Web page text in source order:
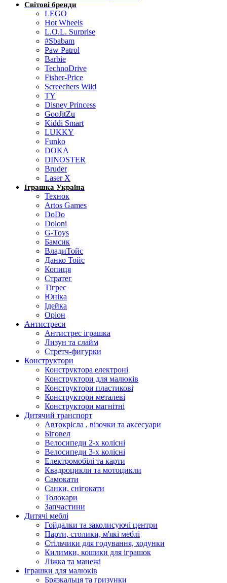
Світові бренди
LEGO
Hot Wheels
L.O.L. Surprise
#Sbabam
Paw Patrol
Barbie
TechnoDrive
Fisher-Price
Screechers Wild
TY
Disney Princess
GooJitZu
Kiddi Smart
LUKKY
Funko
DOKA
DINOSTER
Bruder
Laser X
Іграшка Україна
Технок
Artos Games
DoDo
Doloni
G-Toys
Бамсик
ВладиТойс
Данко Тойс
Копиця
Стратег
Тігрес
Юніка
Ідейка
Оріон
Антистреси
Антистрес іграшка
Лизун та слайм
Стретч-фигурки
Конструктори
Конструктора електроні
Конструктори для малюків
Конструктори пластикові
Конструктори металеві
Конструктори магнітні
Дитячий транспорт
Автокрісла , візочки та аксесуари
Біговел
Велосипеди 2-х колісні
Велосипеди 3-х колісні
Електромобілі та карти
Квадроцикли та мотоцикли
Самокати
Санки, снігокати
Толокари
Запчастини
Дитячі меблі
Гойдалки та заколисуючі центри
Парти, столики, м'які меблі
Стільчики для годування, ходунки
Килимки, кошики для іграшок
Ліжка та манежі
Іграшки для малюків
Брязкальця та гризунки